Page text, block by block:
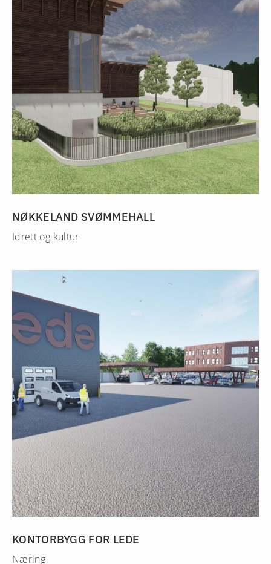
NØKKELAND SVØMMEHALL
Idrett og kultur
KONTORBYGG FOR LEDE
Næring